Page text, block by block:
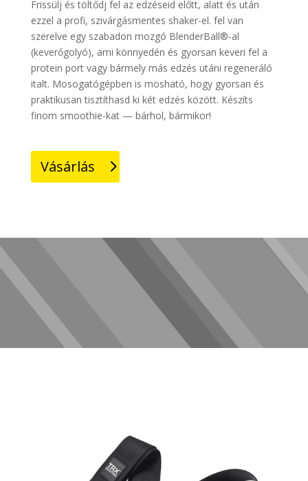
Frissülj és töltődj fel az edzéseid előtt, alatt és után
ezzel a profi, szivárgásmentes shaker-el. fel van
szerelve egy szabadon mozgó BlenderBall®-al
(keverőgolyó), ami könnyedén és gyorsan keveri fel a
protein port vagy bármely más edzés utáni regeneráló
italt. Mosogatógépben is mosható, hogy gyorsan és
praktikusan tisztíthasd ki két edzés között. Készíts
finom smoothie-kat — bárhol, bármikor!
Vásárlás